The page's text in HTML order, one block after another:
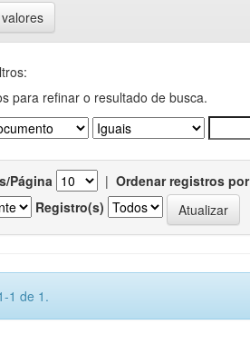
para refinar o resultado de busca.
Página | Ordenar registros por
Registro(s)
1 de 1.